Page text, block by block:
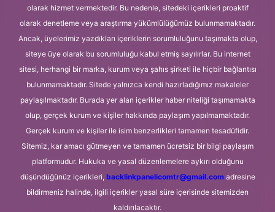
olarak hizmet vermektedir. Bu nedenle, sitedeki içerikleri proaktif
olarak denetleme veya araştırma yükümlülüğümüz bulunmamaktadır.
Ancak, üyelerimiz yazdıkları içeriklerin sorumluluğunu taşımakta olup,
siteye üye olarak bu sorumluluğu kabul etmiş sayılırlar. Bu internet
sitesi, herhangi bir marka, kurum veya şahıs şirketi ile hiçbir bağlantısı
bulunmamaktadır. Sitede yalnızca kendi hazırladığımız makaleler
paylaşılmaktadır. Burada yer alan içerikler haber niteliği taşımamakta
olup, gerçek kurum ve kişiler hakkında paylaşım yapılmamaktadır.
Gerçek kurum ve kişiler ile isim benzerlikleri tamamen tesadüfidir.
Sitemiz, kar amacı gütmeyen ve tamamen ücretsiz bir bilgi paylaşım
platformudur. Hukuka ve yasal düzenlemelere aykırı olduğunu
düşündüğünüz içerikleri, backlinkpanelicomtr@gmail.comadresine
bildirmeniz halinde, ilgili içerikler yasal süre içerisinde sitemizden
kaldırılacaktır.